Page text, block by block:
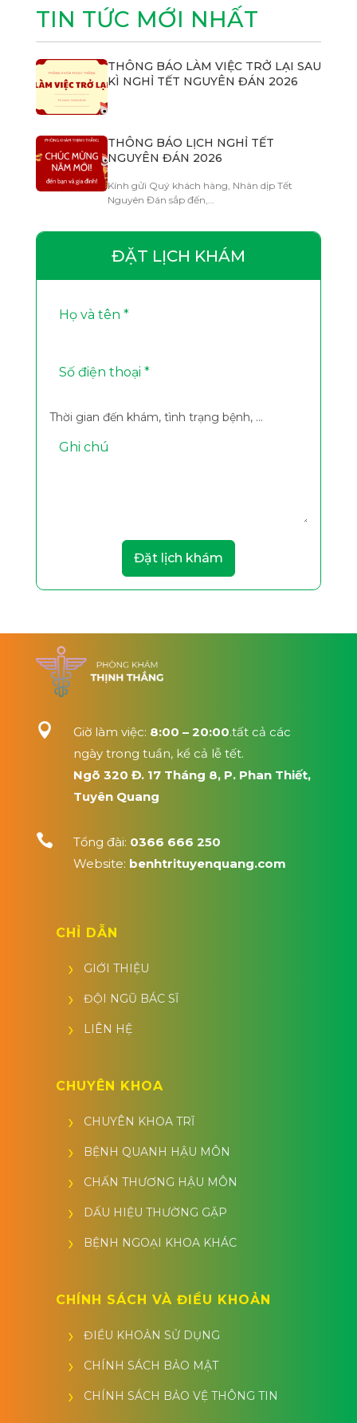
TIN TỨC MỚI NHẤT
THÔNG BÁO LÀM VIỆC TRỞ LẠI SAU
KÌ NGHỈ TẾT NGUYÊN ĐÁN 2026
THÔNG BÁO LỊCH NGHỈ TẾT
NGUYÊN ĐÁN 2026
Kính gửi Quý khách hàng, Nhân dịp Tết
Nguyên Đán sắp đến,…
ĐẶT LỊCH KHÁM
Thời gian đến khám, tình trạng bệnh, ...
Đặt lịch khám
 Giờ làm việc: 8:00 – 20:00.tất cả các
ngày trong tuần, kể cả lễ tết.
Ngõ 320 Đ. 17 Tháng 8, P. Phan Thiết,
Tuyên Quang
 Tổng đài: 0366 666 250
Website: benhtrituyenquang.com
CHỈ DẪN
GIỚI THIỆU
ĐỘI NGŨ BÁC SĨ
LIÊN HỆ
CHUYÊN KHOA
CHUYÊN KHOA TRĨ
BỆNH QUANH HẬU MÔN
CHẤN THƯƠNG HẬU MÔN
DẤU HIỆU THƯỜNG GẶP
BỆNH NGOẠI KHOA KHÁC
CHÍNH SÁCH VÀ ĐIỀU KHOẢN
ĐIỀU KHOẢN SỬ DỤNG
CHÍNH SÁCH BẢO MẬT
CHÍNH SÁCH BẢO VỆ THÔNG TIN